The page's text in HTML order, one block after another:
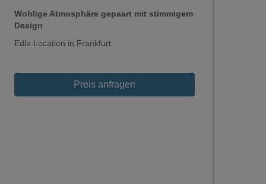
Wohlige Atmosphäre gepaart mit stimmigem
Design
Edle Location in Frankfurt
Preis anfragen